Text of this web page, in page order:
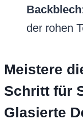
der rohen
Meistere
Schritt für
Glasierte